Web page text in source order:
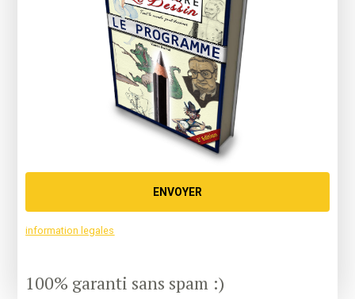
ENVOYER
information legales
100% garanti sans spam :)